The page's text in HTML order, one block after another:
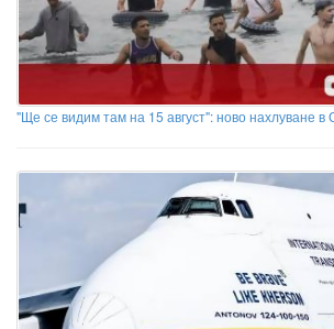
"Ще се видим там на 15 август": ново нахлуване в